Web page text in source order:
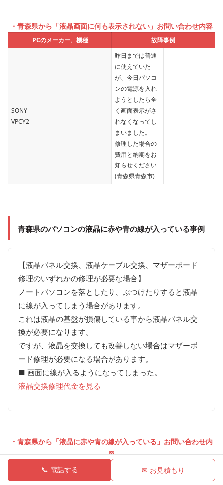
・青森県から「液晶画面に何も表示されない」お問い合わせ内容
PCのメーカー、機種 故障事例
SONY
VPCY2
昨日までは普通
に使えていた
が、今日パソコ
ンの電源を入れ
ようとしたら全
く画面表示がさ
れなくなってし
まいました。
修理した場合の
費用と納期をお
知らせください
(青森県青森市)
青森県のパソコンの液晶に赤や青の線が入っている事例
【液晶パネル交換、液晶ケーブル交換、マザーボード
修理のいずれかの修理が必要な場合】
ノートパソコンを落としたり、ぶつけたりすると液晶
に線が入ってしまう場合があります。
これは液晶の基盤が損傷している事から液晶パネル交
換が必要になります。
ですが、液晶を交換しても改善しない場合はマザーボ
ード修理が必要になる場合があります。
■ 画面に線が入るようになってしまった。
液晶交換修理代金を見る
・青森県から「液晶に赤や青の線が入っている」お問い合わせ内
容
PCのメーカー、機種
故障事例
ノートパソコン
📞 電話する ✉ お見積もり